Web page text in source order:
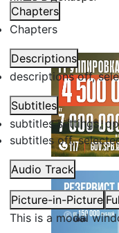
Chapters
Chapters
Descriptions
descriptions off,
Subtitles
subtitles settings,
subtitles off,
Audio Track
Picture-in-Picture
This is a modal